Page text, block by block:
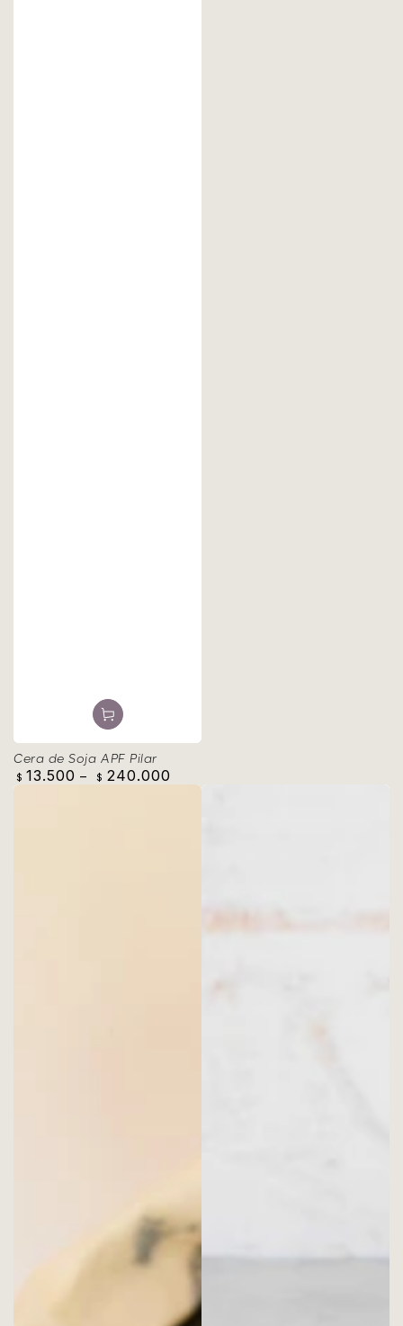
Cera de Soja APF Pilar
Precio
regular
$ 13.500 $ 240.000